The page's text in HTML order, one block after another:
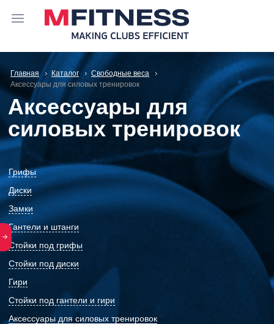
Главная Каталог
Свободные веса
Аксессуары для силовых тренировок
Аксессуары для
силовых тренировок
Грифы
Диски
Замки
Гантели и штанги
Стойки под грифы
Стойки под диски
Гири
Стойки под гантели и гири
Аксессуары для силовых тренировок